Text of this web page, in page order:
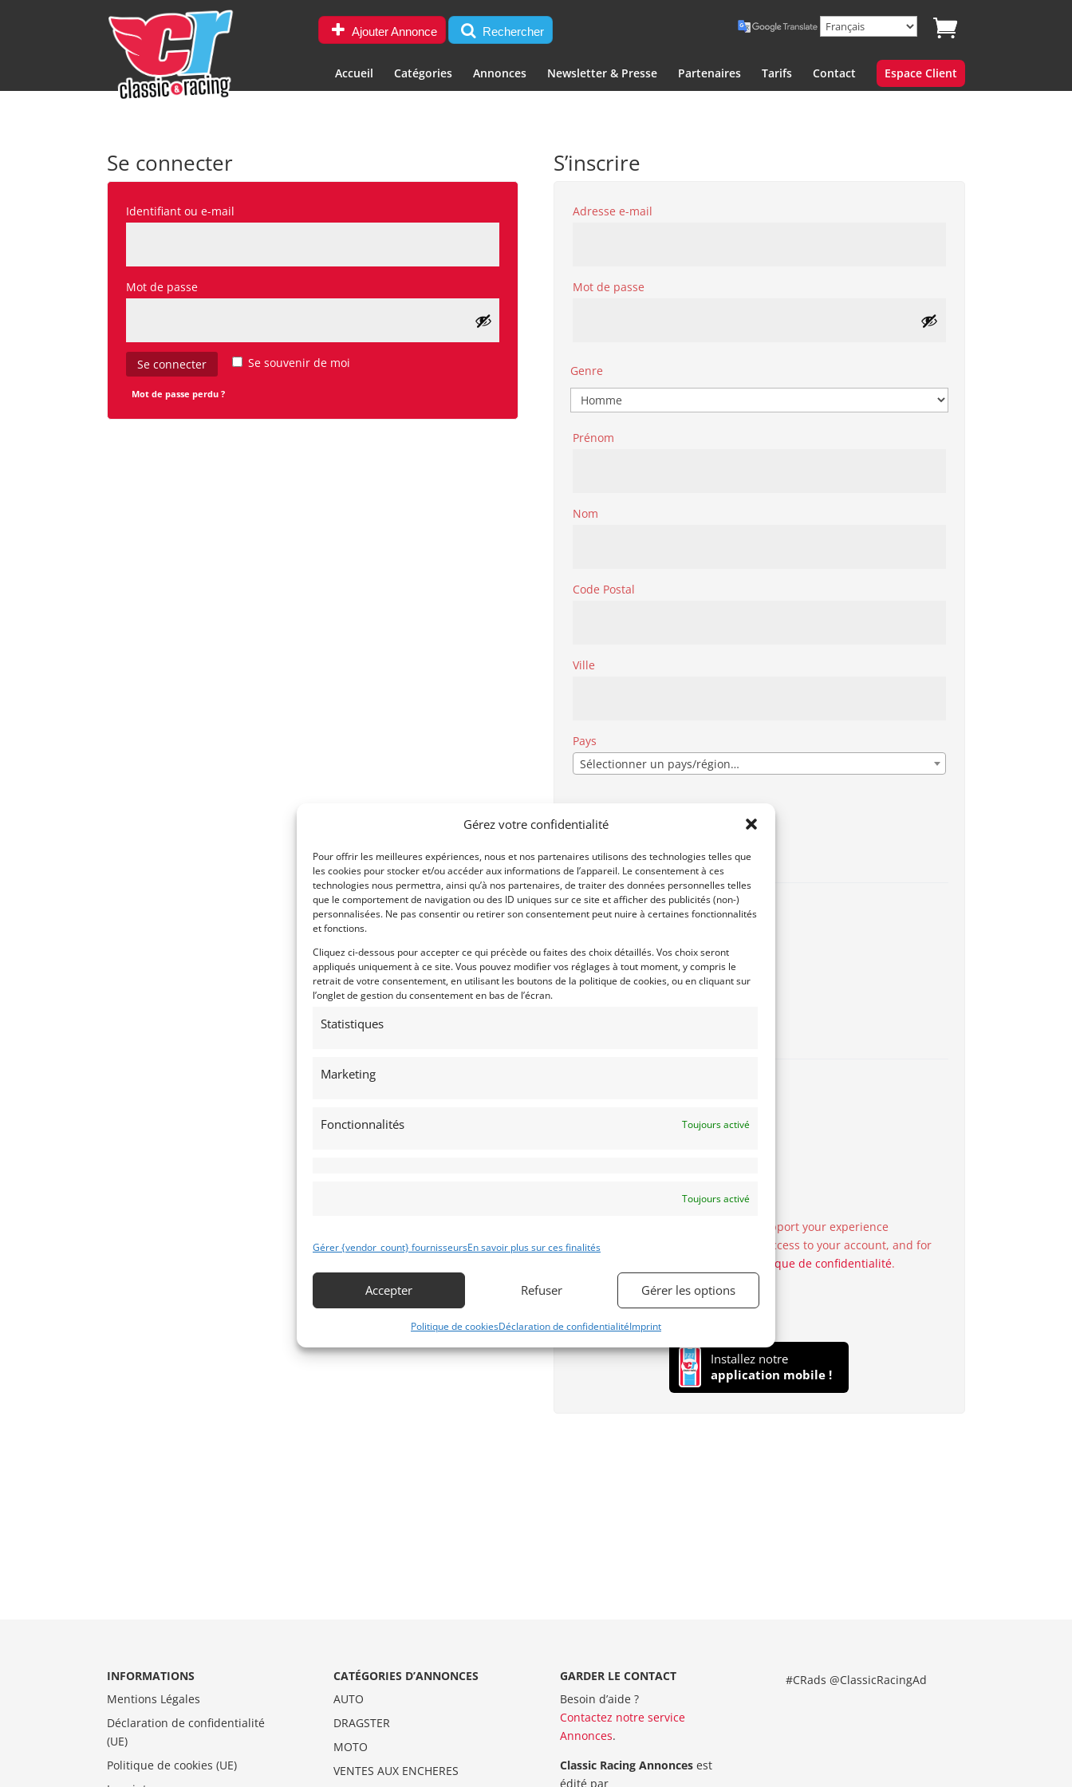
Gérez votre confidentialité
Pour offrir les meilleures expériences, nous et nos partenaires utilisons des technologies telles que
les cookies pour stocker et/ou accéder aux informations de l’appareil. Le consentement à ces
technologies nous permettra, ainsi qu’à nos partenaires, de traiter des données personnelles telles
que le comportement de navigation ou des ID uniques sur ce site et afficher des publicités (non-)
personnalisées. Ne pas consentir ou retirer son consentement peut nuire à certaines fonctionnalités
et fonctions.
Cliquez ci-dessous pour accepter ce qui précède ou faites des choix détaillés. Vos choix seront
appliqués uniquement à ce site. Vous pouvez modifier vos réglages à tout moment, y compris le
retrait de votre consentement, en utilisant les boutons de la politique de cookies, ou en cliquant sur
l’onglet de gestion du consentement en bas de l’écran.
Statistiques
Marketing
Fonctionnalités Toujours activé
Toujours activé
Gérer {vendor_count} fournisseursEn savoir plus sur ces finalités
Accepter Refuser Gérer les options
Politique de cookiesDéclaration de confidentialitéImprint
Ajouter Annonce Rechercher
Accueil Catégories Annonces Newsletter & Presse Partenaires Tarifs Contact Espace Client
Se connecter
Identifiant ou e-mail
Mot de passe
Se souvenir de moi
Se connecter
Mot de passe perdu ?
S’inscrire
Adresse e-mail
Mot de passe
Genre
Prénom
Nom
Code Postal
Ville
Pays
Sélectionner un pays/région…
Profil
Centres d'intérêt
MONOPLACES
SPORT-PROTO
GT/TOURISME/RALLYE
Your personal data will be used to support your experience
throughout this website, to manage access to your account, and for
politique de confidentialité.
S’inscrire
Installez notre
application mobile !
INFORMATIONS
Mentions Légales
Déclaration de confidentialité
(UE)
Politique de cookies (UE)
CATÉGORIES D’ANNONCES
AUTO
DRAGSTER
MOTO
VENTES AUX ENCHERES
GARDER LE CONTACT
Besoin d’aide ?
Contactez notre service
Annonces.
Classic Racing Annoncesest
édité par
#CRads @ClassicRacingAd